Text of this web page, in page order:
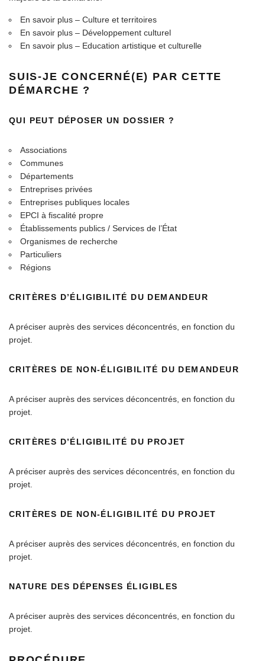
En savoir plus – Culture et territoires
En savoir plus – Développement culturel
En savoir plus – Education artistique et culturelle
SUIS-JE CONCERNÉ(E) PAR CETTE
DÉMARCHE ?
QUI PEUT DÉPOSER UN DOSSIER ?
Associations
Communes
Départements
Entreprises privées
Entreprises publiques locales
EPCI à fiscalité propre
Établissements publics / Services de l’État
Organismes de recherche
Particuliers
Régions
CRITÈRES D’ÉLIGIBILITÉ DU DEMANDEUR
A préciser auprès des services déconcentrés, en fonction du
projet.
CRITÈRES DE NON-ÉLIGIBILITÉ DU DEMANDEUR
A préciser auprès des services déconcentrés, en fonction du
projet.
CRITÈRES D’ÉLIGIBILITÉ DU PROJET
A préciser auprès des services déconcentrés, en fonction du
projet.
CRITÈRES DE NON-ÉLIGIBILITÉ DU PROJET
A préciser auprès des services déconcentrés, en fonction du
projet.
NATURE DES DÉPENSES ÉLIGIBLES
A préciser auprès des services déconcentrés, en fonction du
projet.